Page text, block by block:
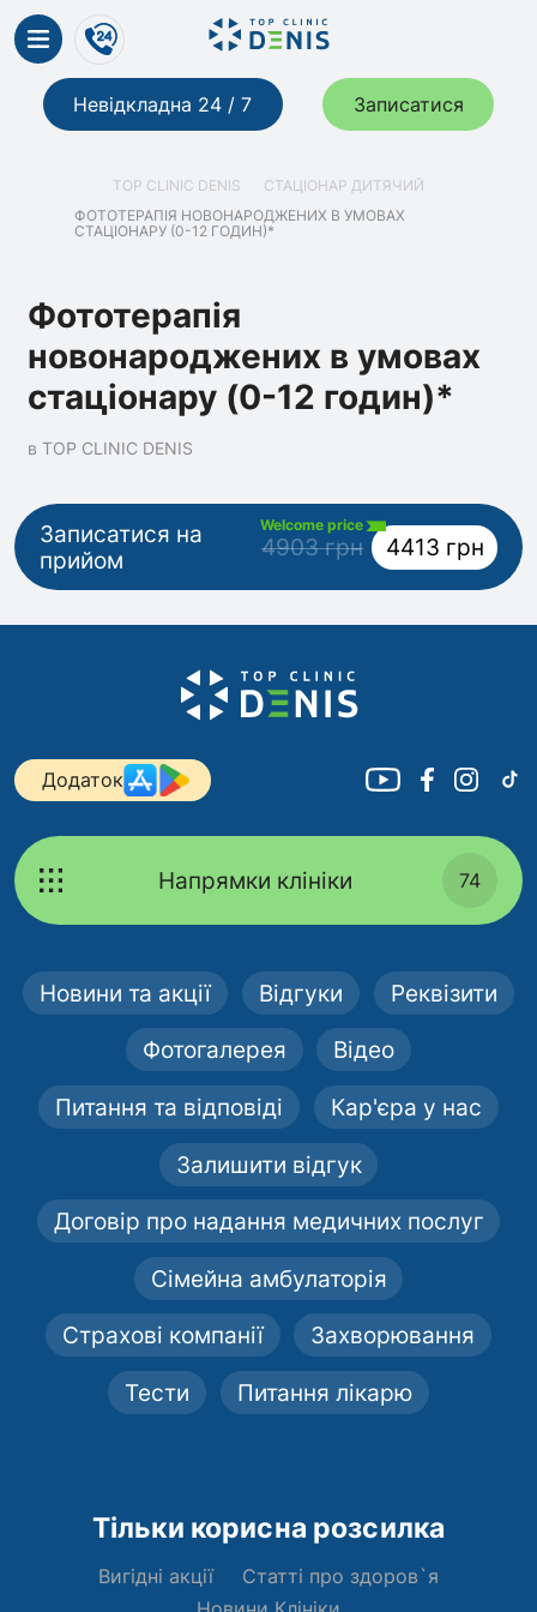
Невідкладна 24 / 7 Записатися
TOP CLINIC DENIS
СТАЦІОНАР ДИТЯЧИЙ
ФОТОТЕРАПІЯ НОВОНАРОДЖЕНИХ В УМОВАХ
СТАЦІОНАРУ (0-12 ГОДИН)*
Фототерапія
новонароджених в умовах
стаціонару (0-12 годин)*
в TOP CLINIC DENIS
Записатися на
прийом
Welcome price
4903 грн 4413 грн
Додаток
Напрямки клініки 74
Новини та акції Відгуки Реквізити
Фотогалерея Відео
Питання та відповіді Кар'єра у нас
Залишити відгук
Договір про надання медичних послуг
Сімейна амбулаторія
Страхові компанії Захворювання
Тести Питання лікарю
Тільки корисна розсилка
Вигідні акції
Статті про здоров`я